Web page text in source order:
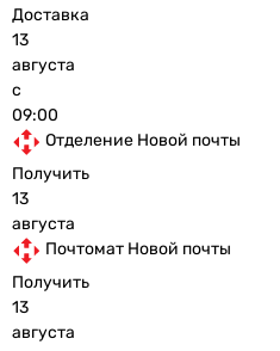
Доставка
13
августа
с
09:00
Отделение Новой почты
Получить
13
августа
Почтомат Новой почты
Получить
13
августа